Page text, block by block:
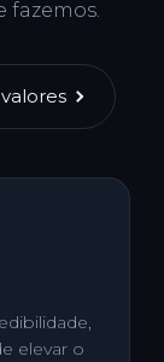
elevar o